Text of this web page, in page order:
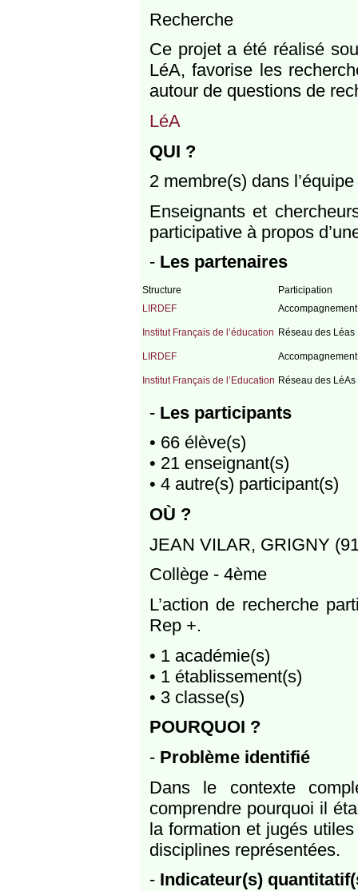
Recherche
Ce projet a été réalisé
LéA, favorise les
autour de questions de
LéA
QUI ?
2 membre(s) dans
Enseignants et
participative à propos
- Les partenaires
Structure
Participation
LIRDEF
Institut Français de l’éducation Réseau des Léas
LIRDEF
Institut Français de l’Education Réseau des LéAs
- Les participants
• 66 élève(s)
• 21 enseignant(s)
• 4 autre(s) participant(s)
OÙ ?
JEAN VILAR, GRIGNY
Collège - 4ème
L’action de recherche
Rep +.
• 1 académie(s)
• 1 établissement(s)
• 3 classe(s)
POURQUOI ?
- Problème identifié
Dans le contexte
comprendre pourquoi il
la formation et jugés
disciplines représentées.
- Indicateur(s)